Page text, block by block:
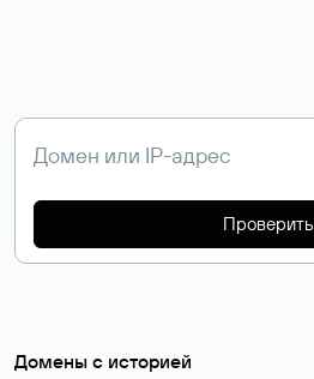
Проверить
Домены с историей